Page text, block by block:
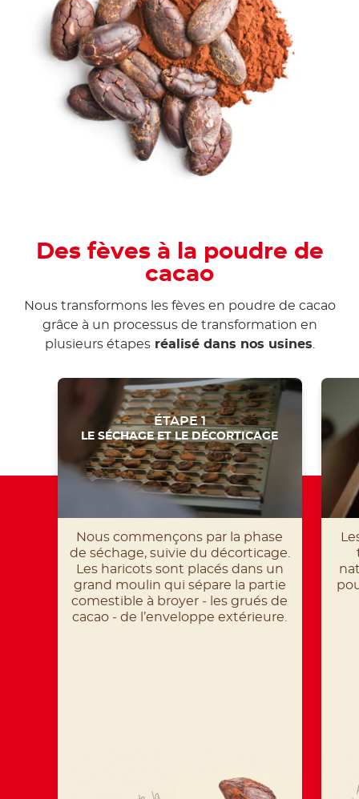
Des fèves à la poudre de
cacao
Nous transformons les fèves en poudre de cacao
grâce à un processus de transformation en
plusieurs étapesréalisé dans nos usines
ÉTAPE 1
LE SÉCHAGE ET LE DÉCORTICAGE
Nous commençons par la phase
de séchage, suivie du décorticage.
Les haricots sont placés dans un
grand moulin qui sépare la partie
comestible à broyer ‒ les grués de
cacao ‒ de l’enveloppe extérieure.